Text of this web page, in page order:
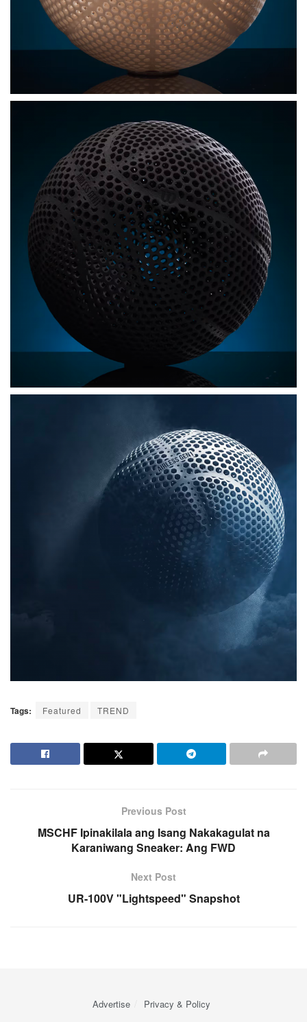
Tags: Featured TREND
Previous Post
MSCHF Ipinakilala ang Isang Nakakagulat na
Karaniwang Sneaker: Ang FWD
Next Post
UR-100V "Lightspeed" Snapshot
Advertise Privacy & Policy